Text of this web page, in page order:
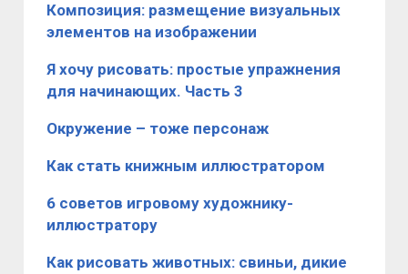
Композиция: размещение визуальных
элементов на изображении
Я хочу рисовать: простые упражнения
для начинающих. Часть 3
Окружение – тоже персонаж
Как стать книжным иллюстратором
6 советов игровому художнику-
иллюстратору
Как рисовать животных: свиньи, дикие